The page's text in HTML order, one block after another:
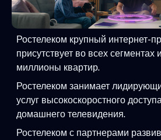
Ростелеком крупный интернет-
присутствует во всех сегментах
миллионы квартир.
Ростелеком занимает
услуг высокоскоростного
домашнего телевидения.
Ростелеком с партнерами